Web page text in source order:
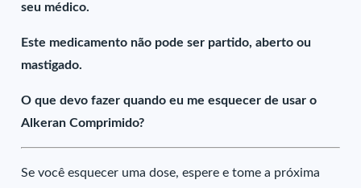
seu médico.
Este medicamento não pode ser partido, aberto ou
mastigado.
O que devo fazer quando eu me esquecer de usar o
Alkeran Comprimido?
Se você esquecer uma dose, espere e tome a próxima